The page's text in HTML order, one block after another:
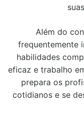
Além do
frequentemente
habilidades
eficaz e trabalho
prepara os
cotidianos e se